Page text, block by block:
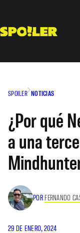
contenido
SPOILER NOTICIAS
¿Por qué
a una
POR FERNANDO
29 DE ENERO, 2024